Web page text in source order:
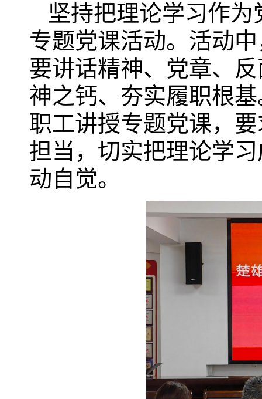
坚持把理论学习作
专题党课活动。活动
要讲话精神、党章、
神之钙、夯实履职根
职工讲授专题党课，
担当，切实把理论学
动自觉。